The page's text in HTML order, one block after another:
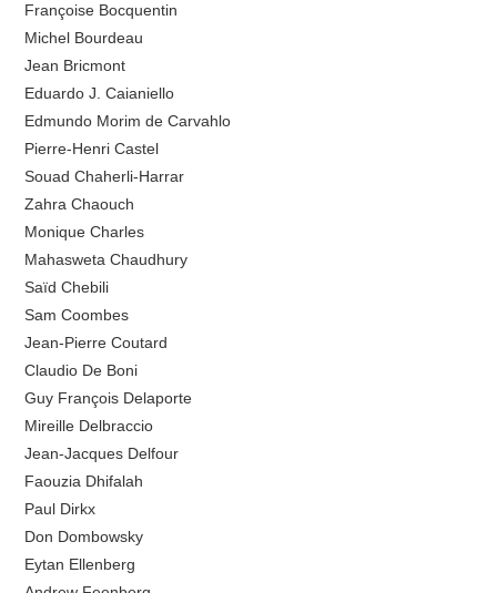
Françoise Bocquentin
Michel Bourdeau
Jean Bricmont
Eduardo J. Caianiello
Edmundo Morim de Carvahlo
Pierre-Henri Castel
Souad Chaherli-Harrar
Zahra Chaouch
Monique Charles
Mahasweta Chaudhury
Saïd Chebili
Sam Coombes
Jean-Pierre Coutard
Claudio De Boni
Guy François Delaporte
Mireille Delbraccio
Jean-Jacques Delfour
Faouzia Dhifalah
Paul Dirkx
Don Dombowsky
Eytan Ellenberg